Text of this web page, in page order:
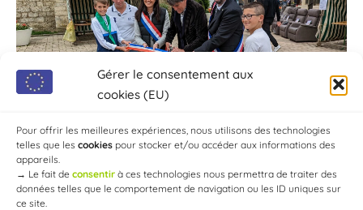
Gérer le consentement aux
cookies (EU)
Pour offrir les meilleures expériences, nous utilisons des technologies
telles que les cookies pour stocker et/ou accéder aux informations des
appareils.
→ Le fait de consentir à ces technologies nous permettra de traiter des
données telles que le comportement de navigation ou les ID uniques sur
ce site.